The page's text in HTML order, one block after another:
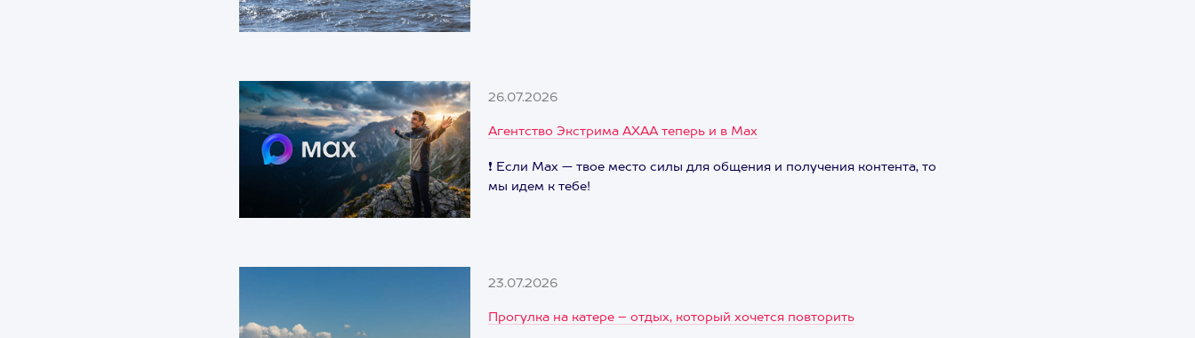
26.07.2026
Агентство Экстрима АХАА теперь и в Max
❗ Если Max — твое место силы для общения и получения контента, то
мы идем к тебе!
23.07.2026
Прогулка на катере – отдых, который хочется повторить